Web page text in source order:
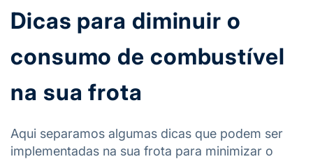
Dicas para diminuir o
consumo de combustível
na sua frota
Aqui separamos algumas dicas que podem ser
implementadas na sua frota para minimizar o